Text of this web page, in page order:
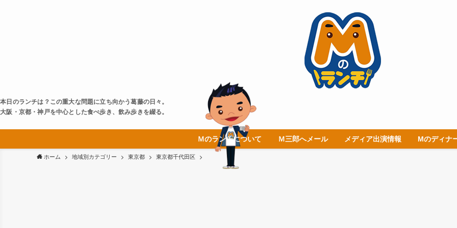
本日のランチは？この重大な問題に立ち向かう葛藤の日々。
大阪・京都・神戸を中心とした食べ歩き、飲み歩きを綴る。
Ｍのランチについて Ｍ三郎へメール メディア出演情報 Mのディナ
ホーム 地域別カテゴリー 東京都 東京都千代田区